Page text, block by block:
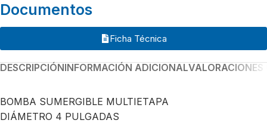
Documentos
Ficha Técnica
DESCRIPCIÓNINFORMACIÓN ADICIONAL
BOMBA SUMERGIBLE MULTIETAPA
DIÁMETRO 4 PULGADAS